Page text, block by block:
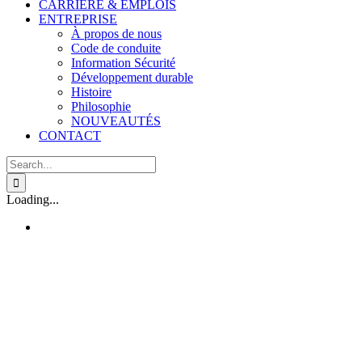
CARRIÈRE & EMPLOIS
ENTREPRISE
À propos de nous
Code de conduite
Information Sécurité
Développement durable
Histoire
Philosophie
NOUVEAUTÉS
CONTACT
Search
for:
Loading...